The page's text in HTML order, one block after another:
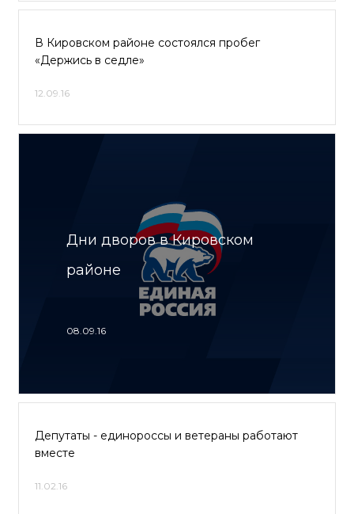
В Кировском районе состоялся пробег
«Держись в седле»
12.09.16
Дни дворов в Кировском
районе
08.09.16
Депутаты - единороссы и ветераны работают
вместе
11.02.16